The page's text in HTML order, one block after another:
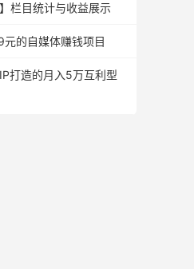
栏目统计与收益展示
的自媒体赚钱项目
打造的月入5万互利型